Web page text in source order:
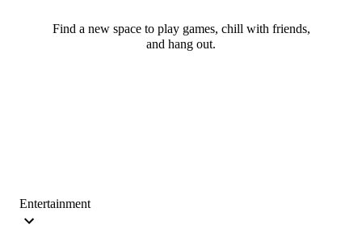
Find a new space to play games, chill with friends,
and hang out.
Entertainment